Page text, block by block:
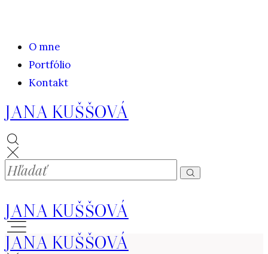
O mne
Portfólio
Kontakt
JANA KUŠŠOVÁ
JANA KUŠŠOVÁ
JANA KUŠŠOVÁ